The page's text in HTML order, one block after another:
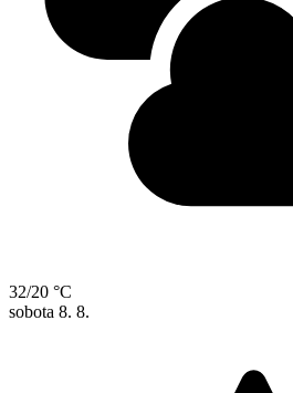
32/20 °C
sobota 8. 8.